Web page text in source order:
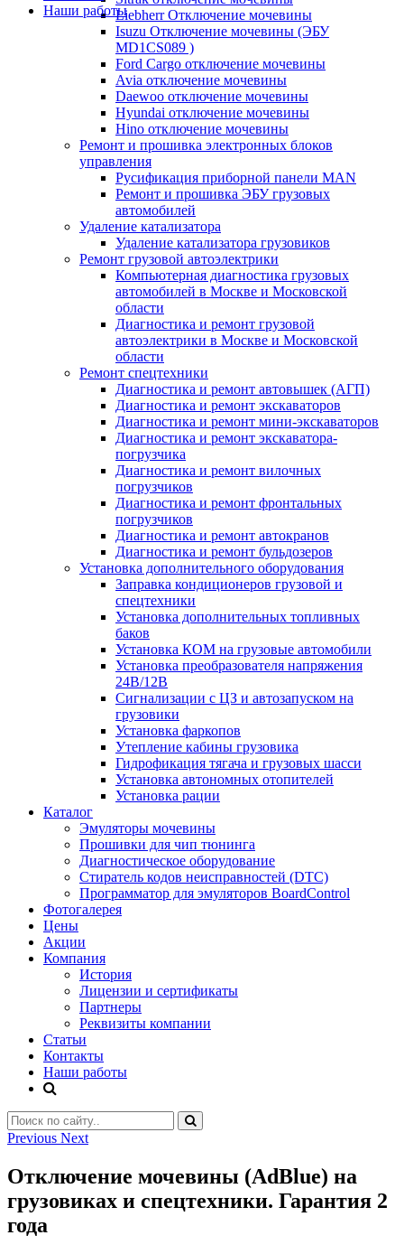
Наши работыLiebherr Отключение мочевины
Isuzu Отключение мочевины (ЭБУ
MD1CS089 )
Ford Cargo отключение мочевины
Avia отключение мочевины
Daewoo отключение мочевины
Hyundai отключение мочевины
Hino отключение мочевины
Ремонт и прошивка электронных блоков
управления
Русификация приборной панели MAN
Ремонт и прошивка ЭБУ грузовых
автомобилей
Удаление катализатора
Удаление катализатора грузовиков
Ремонт грузовой автоэлектрики
Компьютерная диагностика грузовых
автомобилей в Москве и Московской
области
Диагностика и ремонт грузовой
автоэлектрики в Москве и Московской
области
Ремонт спецтехники
Диагностика и ремонт автовышек (АГП)
Диагностика и ремонт экскаваторов
Диагностика и ремонт мини-экскаваторов
Диагностика и ремонт экскаватора-
погрузчика
Диагностика и ремонт вилочных
погрузчиков
Диагностика и ремонт фронтальных
погрузчиков
Диагностика и ремонт автокранов
Диагностика и ремонт бульдозеров
Установка дополнительного оборудования
Заправка кондиционеров грузовой и
спецтехники
Установка дополнительных топливных
баков
Установка КОМ на грузовые автомобили
Установка преобразователя напряжения
24В/12В
Сигнализации с ЦЗ и автозапуском на
грузовики
Установка фаркопов
Утепление кабины грузовика
Гидрофикация тягача и грузовых шасси
Установка автономных отопителей
Установка рации
Каталог
Эмуляторы мочевины
Прошивки для чип тюнинга
Диагностическое оборудование
Стиратель кодов неисправностей (DTC)
Программатор для эмуляторов BoardControl
Фотогалерея
Цены
Акции
Компания
История
Лицензии и сертификаты
Партнеры
Реквизиты компании
Статьи
Контакты
Наши работы
Previous Next
Отключение мочевины (AdBlue) на
грузовиках и спецтехники. Гарантия 2
года